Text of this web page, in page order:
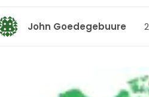
John Goedegebuure